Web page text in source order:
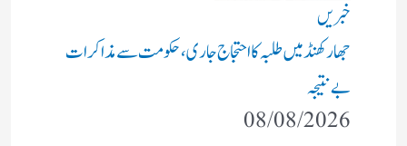
خبریں
جھارکھنڈ میں طلبہ کا احتجاج جاری، حکومت سے مذاکرات
بے نتیجہ
08/08/2026